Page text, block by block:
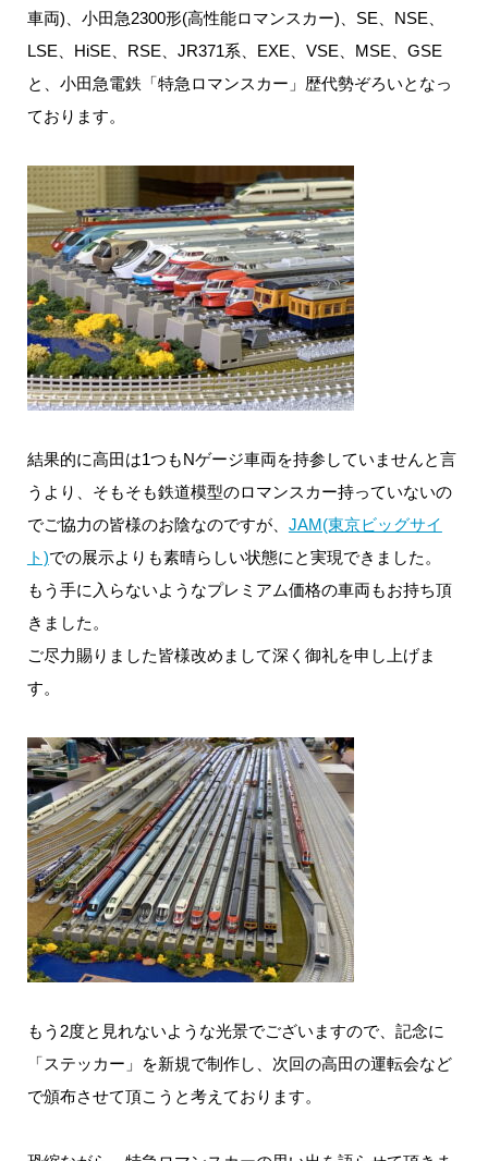
車両)、小田急2300形(高性能ロマンスカー)、SE、NSE、
LSE、HiSE、RSE、JR371系、EXE、VSE、MSE、GSE
と、小田急電鉄「特急ロマンスカー」歴代勢ぞろいとなっ
ております。
結果的に高田は1つもNゲージ車両を持参していませんと言
うより、そもそも鉄道模型のロマンスカー持っていないの
でご協力の皆様のお陰なのですが、 JAM(東京ビッグサイ
ト)での展示よりも素晴らしい状態にと実現できました。
もう手に入らないようなプレミアム価格の車両もお持ち頂
きました。
ご尽力賜りました皆様改めまして深く御礼を申し上げま
す。
もう2度と見れないような光景でございますので、記念に
「ステッカー」を新規で制作し、次回の高田の運転会など
で頒布させて頂こうと考えております。